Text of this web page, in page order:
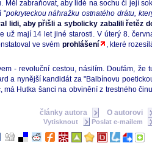
zabraňovat, aby lidé na sochu či její sokl
"pokryteckou náhražku ostnatého drátu,
lidi, aby přišli a sybolicky zabalili řetěz
už mají 14 let jiné starosti. V úterý 8.
ve svém prohlášení
, které
- revoluční cestou, násilím. Doufám, že
a nynější kandidát za "Balbínovu
Hutka šanci na obvinění z trestného
články autora
O autorovi
Vytisknout Poslat e-mailem